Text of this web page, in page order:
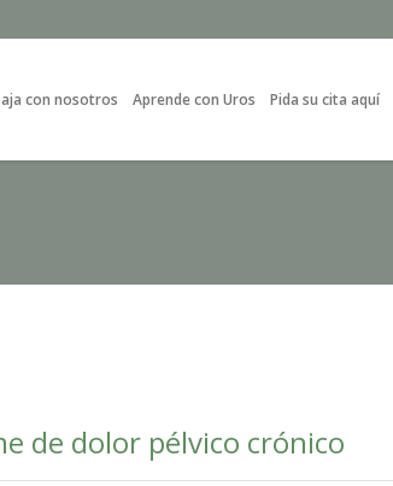
con nosotros Aprende con Uros Pida su cita aquí
de dolor pélvico crónico